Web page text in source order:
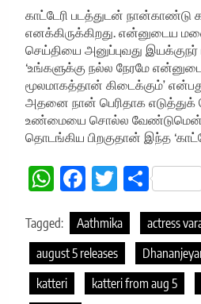
காட்டேரி படத்துடன் நான்காண்டு
எனக்கிருக்கிறது. என்னுடைய
செய்தியை அனுப்புவது
‘உங்களுக்கு நல்ல நேரமே
மூலமாகத்தான் கிடைக்கும்’
அதனை நான் பெரிதாக
உண்மையை சொல்ல
தொடங்கிய பிறகுதான் இந்த
WhatsApp
Facebook
Twitter
Tagged: Aathmika
actress
august 5 releases
katteri
katteri from aug 5